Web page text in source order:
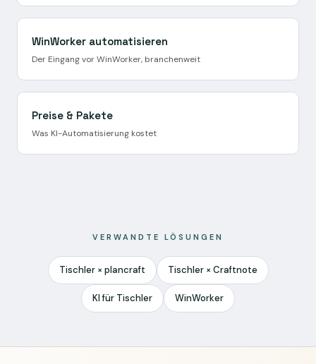
WinWorker automatisieren
Der Eingang vor WinWorker, branchenweit
Preise & Pakete
Was KI-Automatisierung kostet
VERWANDTE LÖSUNGEN
Tischler × plancraft Tischler × Craftnote
KI für Tischler WinWorker